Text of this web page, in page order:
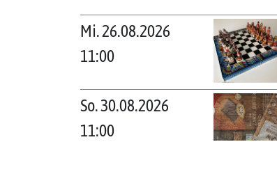
Mi. 26.08.2026
11:00
So. 30.08.2026
11:00